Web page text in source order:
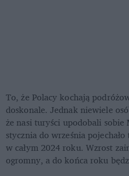
To, że Polacy kochają
doskonale. Jednak niewiele
że nasi turyści upodobali sobie
stycznia do września
w całym 2024 roku. Wzrost
ogromny, a do końca roku